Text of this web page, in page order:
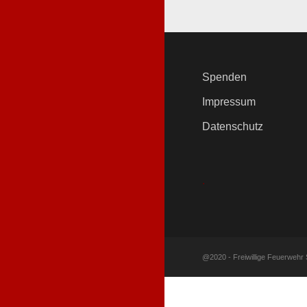
Spenden
Impressum
Datenschutz
.
@2020 - Freiwillige Feuerwehr